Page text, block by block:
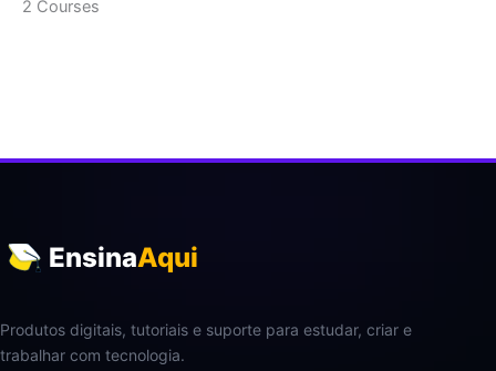
2 Courses
EnsinaAqui
Produtos digitais, tutoriais e suporte para estudar, criar e
trabalhar com tecnologia.